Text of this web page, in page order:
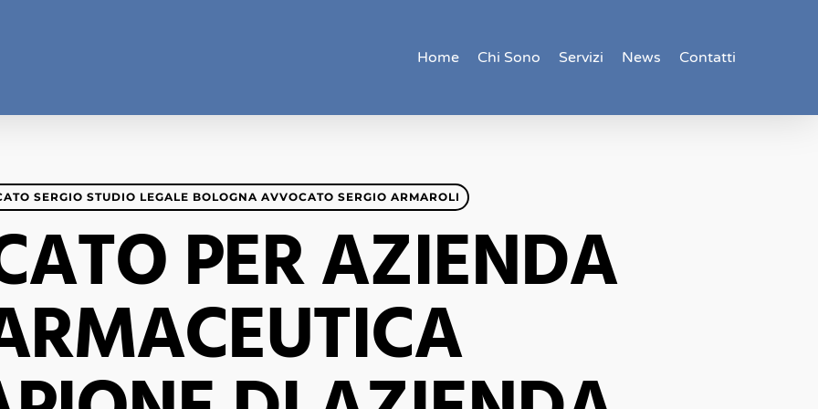
Home Chi Sono Servizi News Contatti
SERGIO STUDIO LEGALE BOLOGNA AVVOCATO SERGIO ARMAROLI
PER AZIENDA